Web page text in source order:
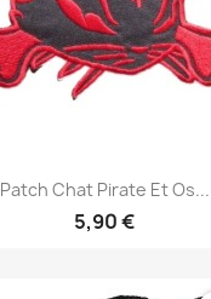
Patch Chat Pirate Et Os...
5,90 €